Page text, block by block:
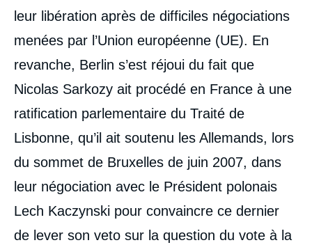
leur libération après de difficiles négociations
menées par l’Union européenne (UE). En
revanche, Berlin s’est réjoui du fait que
Nicolas Sarkozy ait procédé en France à une
ratification parlementaire du Traité de
Lisbonne, qu’il ait soutenu les Allemands, lors
du sommet de Bruxelles de juin 2007, dans
leur négociation avec le Président polonais
Lech Kaczynski pour convaincre ce dernier
de lever son veto sur la question du vote à la